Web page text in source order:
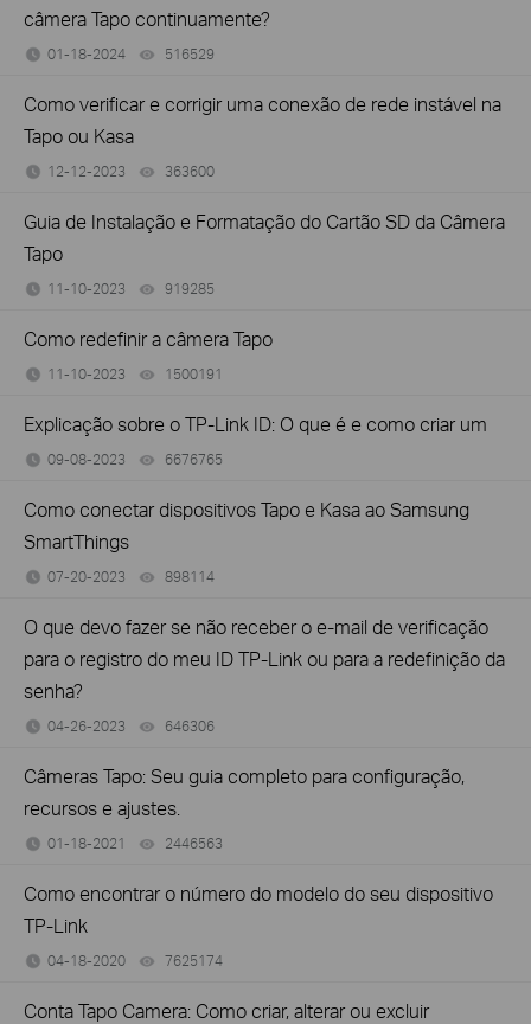
câmera Tapo continuamente?
01-18-2024 516529
Como verificar e corrigir uma conexão de rede instável na
Tapo ou Kasa
12-12-2023 363600
Guia de Instalação e Formatação do Cartão SD da Câmera
Tapo
11-10-2023 919285
Como redefinir a câmera Tapo
11-10-2023 1500191
Explicação sobre o TP-Link ID: O que é e como criar um
09-08-2023 6676765
Como conectar dispositivos Tapo e Kasa ao Samsung
SmartThings
07-20-2023 898114
O que devo fazer se não receber o e-mail de verificação
para o registro do meu ID TP-Link ou para a redefinição da
senha?
04-26-2023 646306
Câmeras Tapo: Seu guia completo para configuração,
recursos e ajustes.
01-18-2021 2446563
Como encontrar o número do modelo do seu dispositivo
TP-Link
04-18-2020 7625174
Conta Tapo Camera: Como criar, alterar ou excluir